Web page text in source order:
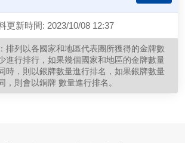
更新時間: 2023/10/08 12:37
排列以各國家和地區代表團所獲得的金牌數
進行排行，如果幾個國家和地區的金牌數量
時，則以銀牌數量進行排名，如果銀牌數量
，則會以銅牌 數量進行排名。